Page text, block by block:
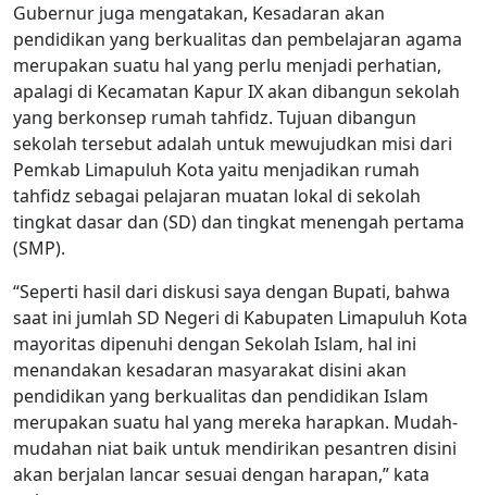
Gubernur juga mengatakan, Kesadaran akan
pendidikan yang berkualitas dan pembelajaran agama
merupakan suatu hal yang perlu menjadi perhatian,
apalagi di Kecamatan Kapur IX akan dibangun sekolah
yang berkonsep rumah tahfidz. Tujuan dibangun
sekolah tersebut adalah untuk mewujudkan misi dari
Pemkab Limapuluh Kota yaitu menjadikan rumah
tahfidz sebagai pelajaran muatan lokal di sekolah
tingkat dasar dan (SD) dan tingkat menengah pertama
(SMP).
“Seperti hasil dari diskusi saya dengan Bupati, bahwa
saat ini jumlah SD Negeri di Kabupaten Limapuluh Kota
mayoritas dipenuhi dengan Sekolah Islam, hal ini
menandakan kesadaran masyarakat disini akan
pendidikan yang berkualitas dan pendidikan Islam
merupakan suatu hal yang mereka harapkan. Mudah-
mudahan niat baik untuk mendirikan pesantren disini
akan berjalan lancar sesuai dengan harapan,” kata